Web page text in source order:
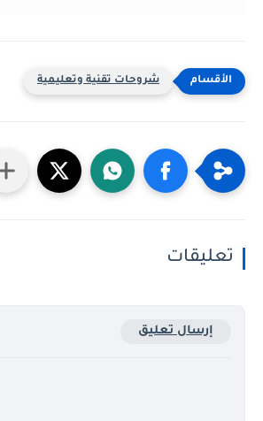
شروحات تقنية وتعليمية
تعليقات
إرسال تعليق